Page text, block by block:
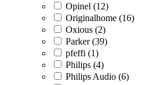
Opinel (12)
Originalhome (16)
Oxious (2)
Parker (39)
pfeffi (1)
Philips (4)
Philips Audio (6)